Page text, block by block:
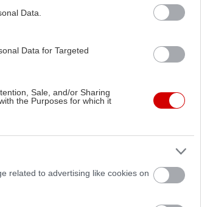
Data.
Data for Targeted
Sale, and/or Sharing
the Purposes for which it
related to advertising like cookies on